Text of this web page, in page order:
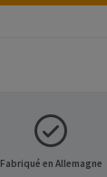
Fabriqué en Allemagne